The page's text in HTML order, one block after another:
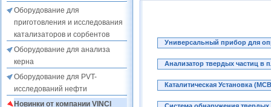
Оборудование для
приготовления и исследования
катализаторов и сорбентов
Оборудование для анализа
керна
Оборудование для PVT-
исследований нефти
Новинки от компании VINCI
Универсальный прибор для
Анализатор твердых частиц в
Каталитическая Установка